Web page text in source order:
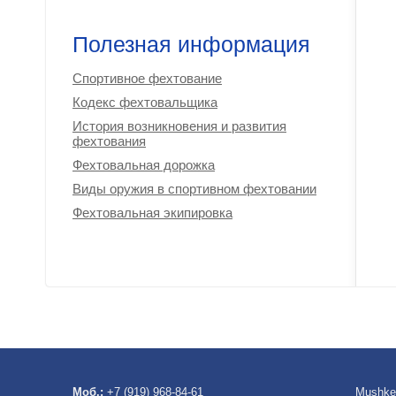
Полезная информация
Спортивное фехтование
Кодекс фехтовальщика
История возникновения и развития
фехтования
Фехтовальная дорожка
Виды оружия в спортивном фехтовании
Фехтовальная экипировка
Моб.: +7 (919) 968-84-61